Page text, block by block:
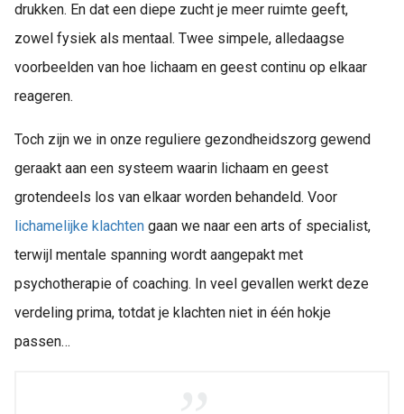
drukken. En dat een diepe zucht je meer ruimte geeft,
zowel fysiek als mentaal. Twee simpele, alledaagse
voorbeelden van hoe lichaam en geest continu op elkaar
reageren.
Toch zijn we in onze reguliere gezondheidszorg gewend
geraakt aan een systeem waarin lichaam en geest
grotendeels los van elkaar worden behandeld. Voor
lichamelijke klachten gaan we naar een arts of specialist,
terwijl mentale spanning wordt aangepakt met
psychotherapie of coaching. In veel gevallen werkt deze
verdeling prima, totdat je klachten niet in één hokje
passen…